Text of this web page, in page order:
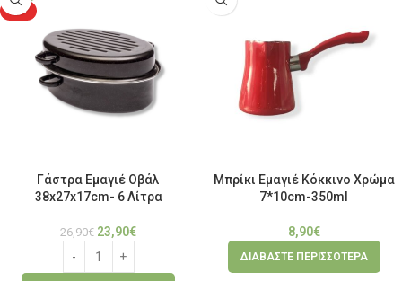
HOT
Γάστρα Eμαγιέ Οβάλ
38x27x17cm- 6 Λίτρα
26,90€ 23,90€
Μπρίκι Εμαγιέ Κόκκινο Χρώμα
7*10cm-350ml
8,90€
ΔΙΑΒΆΣΤΕ ΠΕΡΙΣΣΌΤΕΡΑ